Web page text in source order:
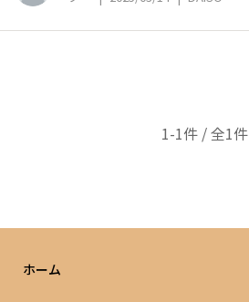
1-1件 / 全1件
ホーム